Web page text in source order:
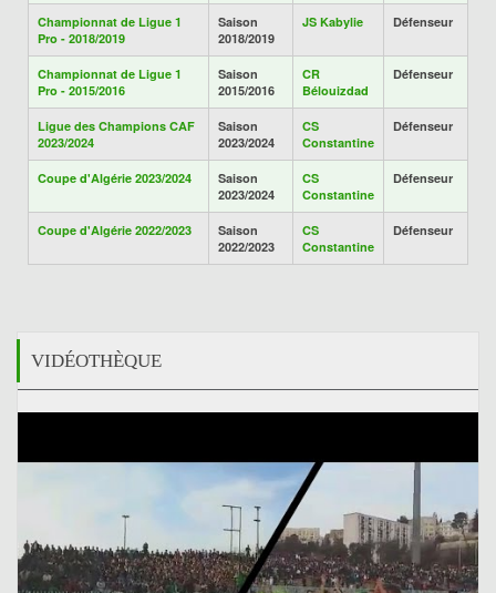
Championnat de Ligue 1
Pro - 2018/2019
Saison
2018/2019
JS Kabylie Défenseur
Championnat de Ligue 1
Pro - 2015/2016
Saison
2015/2016
CR
Bélouizdad
Défenseur
Ligue des Champions CAF
2023/2024
Saison
2023/2024
CS
Constantine
Défenseur
Coupe d'Algérie 2023/2024
Saison
2023/2024
CS
Constantine
Défenseur
Coupe d'Algérie 2022/2023
Saison
2022/2023
CS
Constantine
Défenseur
VIDÉOTHÈQUE